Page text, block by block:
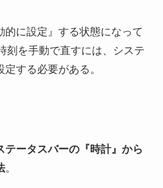
的に設定』する状態になって
刻を手動で直すには、システ
する必要がある。
テータスバーの『時計』から
。